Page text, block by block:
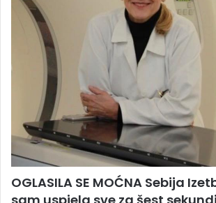
OGLASILA SE MOĆNA Sebija